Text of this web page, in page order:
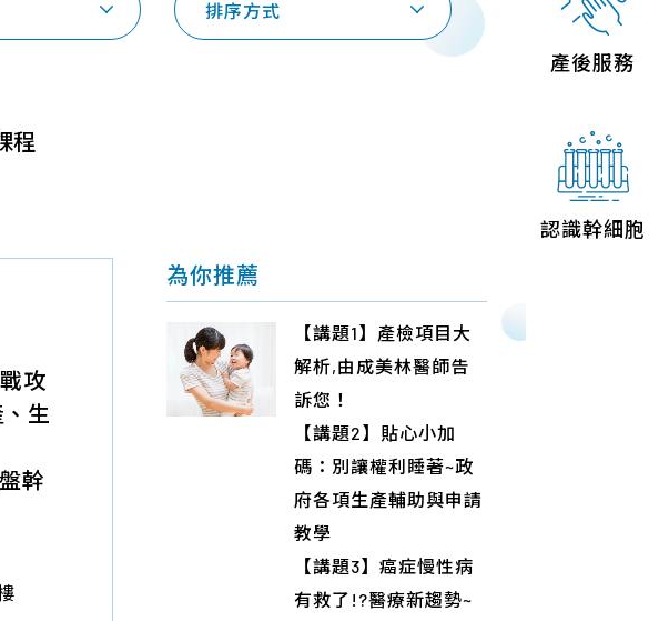
排序方式
程
攻
生
幹
為你推薦
【講題1】產檢項目大
解析,由成美林醫師告
訴您！
【講題2】貼心小加
碼：別讓權利睡著~政
府各項生產輔助與申請
教學
【講題3】癌症慢性病
有救了!?醫療新趨勢~
產後服務
認識幹細胞
常見問題 聯絡我們